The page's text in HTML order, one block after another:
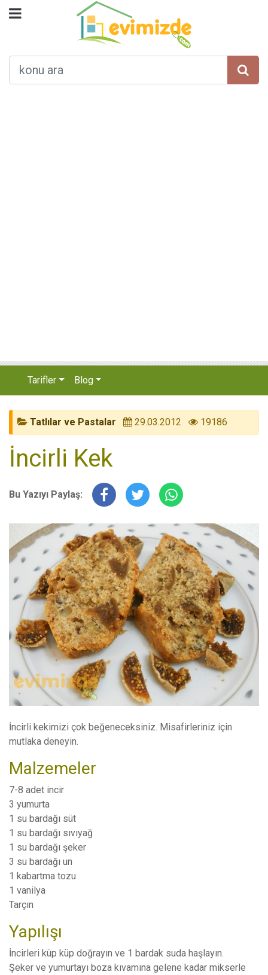
Tarifler Blog
Tatlılar ve Pastalar 29.03.2012 19186
İncirli Kek
Bu Yazıyı Paylaş:
İncirli kekimizi çok beğeneceksiniz. Misafirleriniz için
mutlaka deneyin.
Malzemeler
7-8 adet incir
3 yumurta
1 su bardağı süt
1 su bardağı sıvıyağ
1 su bardağı şeker
3 su bardağı un
1 kabartma tozu
1 vanilya
Tarçın
Yapılışı
İncirleri küp küp doğrayın ve 1 bardak suda haşlayın.
Şeker ve yumurtayı boza kıvamına gelene kadar mikserle